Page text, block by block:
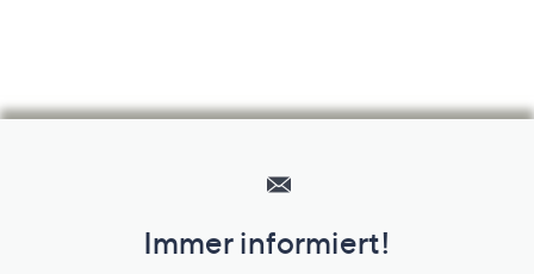
Unternehmensinformationen
Immer informiert!